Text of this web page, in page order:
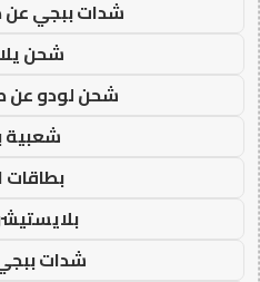
شدات ببجي عن
شحن
شحن لودو عن
شعبية
بطاقات
شدات